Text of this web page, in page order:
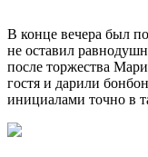
В конце вечера был
не оставил
после торжества
гостя и дарили
инициалами точно в